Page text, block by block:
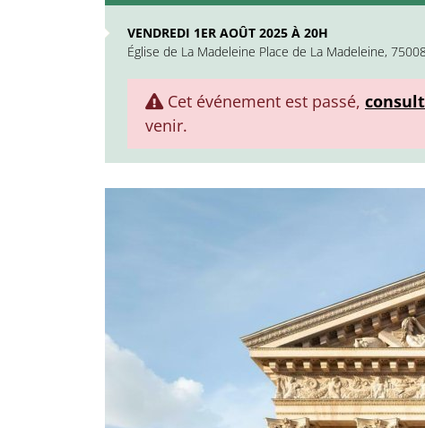
VENDREDI 1ER AOÛT 2025 À 20H
Église de La Madeleine Place de La Madeleine,
Cet événement est passé,
venir.